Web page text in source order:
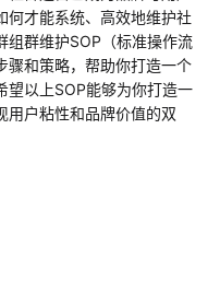
何才能系统、高效地维护社
组群维护SOP（标准操作流
骤和策略，帮助你打造一个
望以上SOP能够为你打造一
用户粘性和品牌价值的双